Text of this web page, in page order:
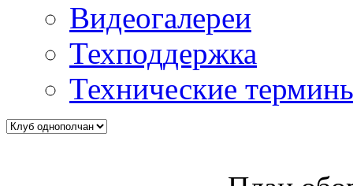
Видеогалереи
Техподдержка
Технические